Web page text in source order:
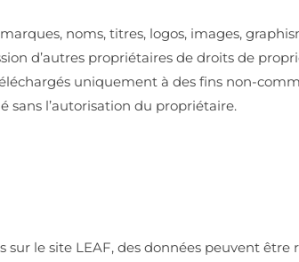
noms, titres, logos, images,
d’autres propriétaires de droits de
uniquement à des fins non-
l’autorisation du propriétaire.
le site LEAF, des données peuvent